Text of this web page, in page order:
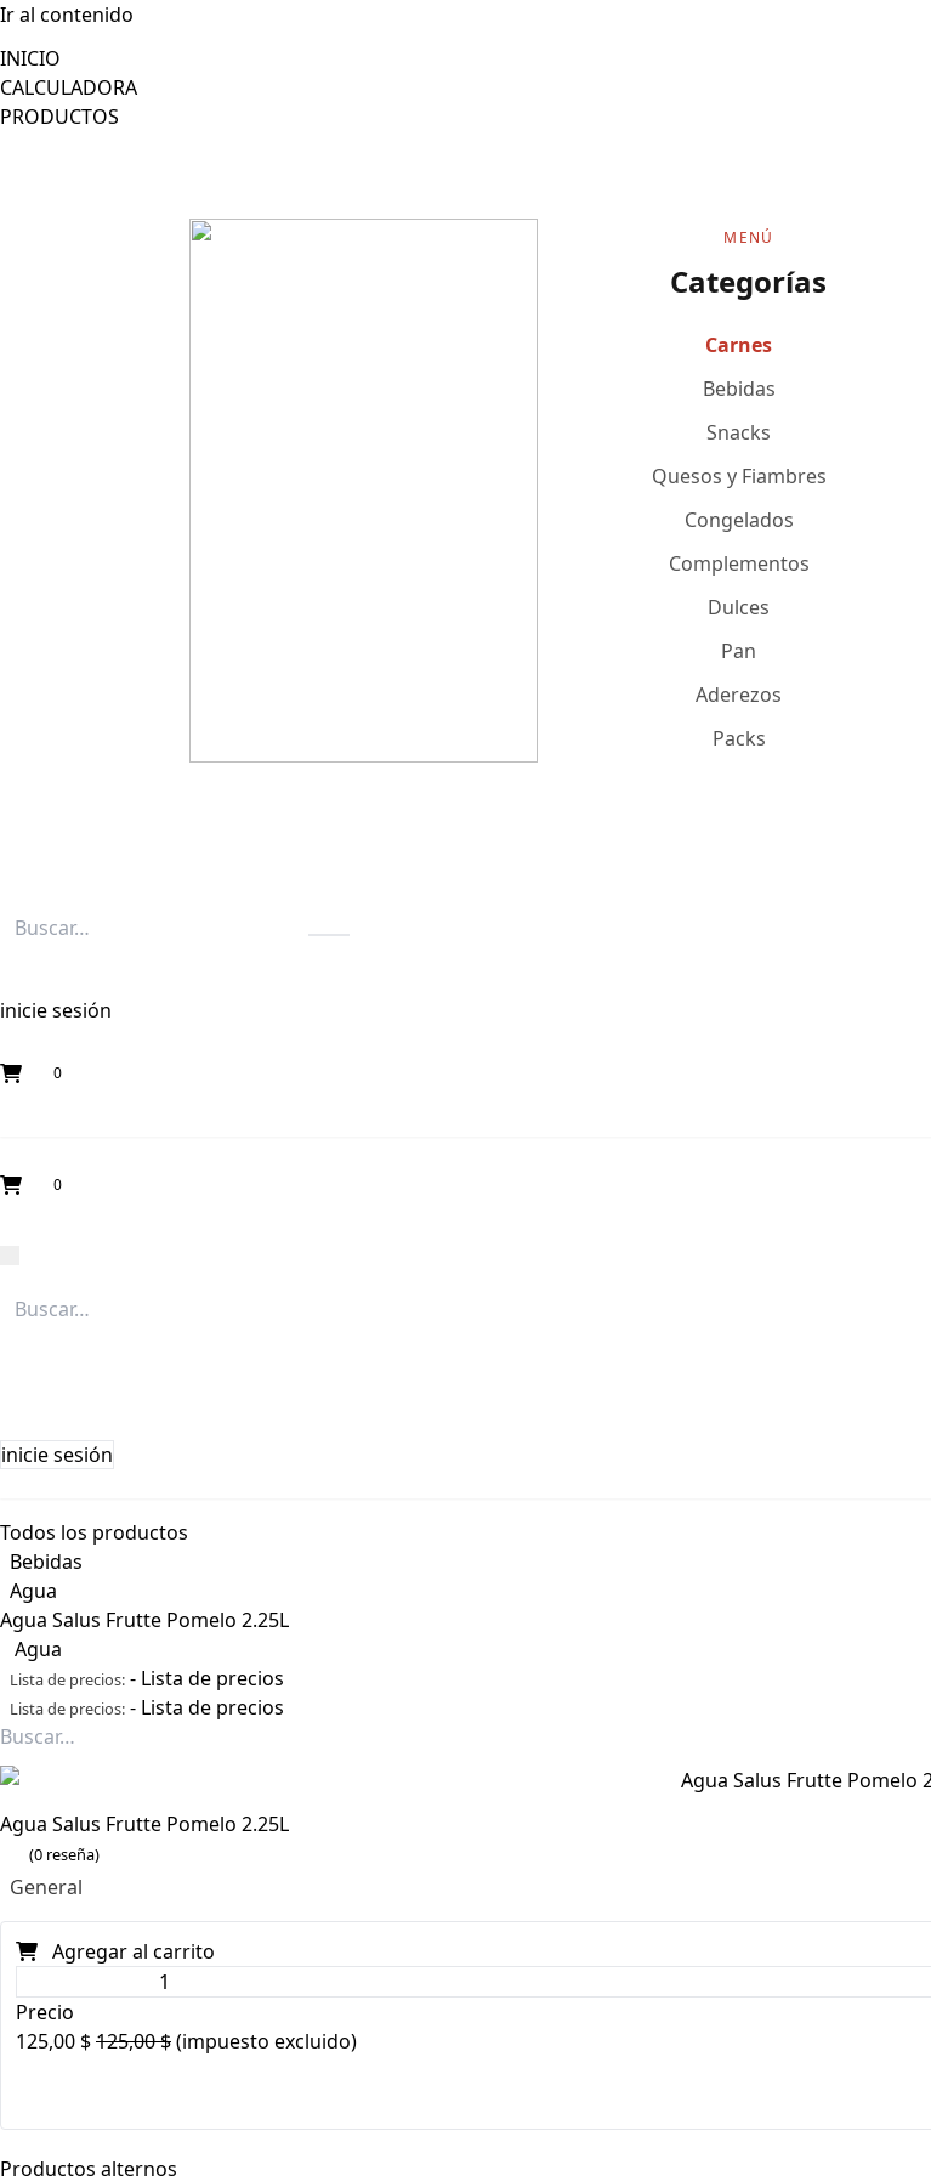
Ir al contenido
INICIO
CALCULADORA
PRODUCTOS
MENÚ
Categorías
Carnes
Bebidas
Snacks
Quesos y Fiambres
Congelados
Complementos
Dulces
Pan
Aderezos
Packs
inicie sesión
0
0
inicie sesión
Todos los productos
Bebidas
Agua
Agua Salus Frutte Pomelo 2.25L
Agua
Lista de precios: - Lista de precios
Lista de precios: - Lista de precios
Agua Salus Frutte Pomelo 2.25L
(0 reseña)
General
Agregar al carrito
Precio
125,00 $125,00$(impuesto excluido)
Productos alternos